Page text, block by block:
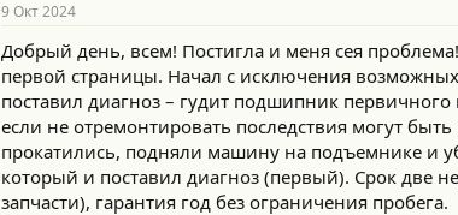
9 Окт 2024
Добрый день, всем! Постигла и меня сея
первой страницы. Начал с исключения
поставил диагноз – гудит подшипник
если не отремонтировать последствия могут
прокатились, подняли машину на подъемнике и
который и поставил диагноз (первый). Срок две
запчасти), гарантия год без ограничения пробега.